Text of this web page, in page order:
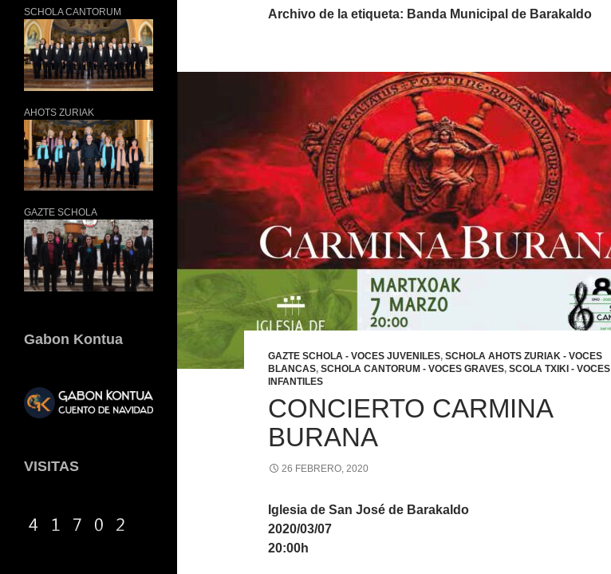
Archivo de la etiqueta: Banda Municipal de Barakaldo
GAZTE SCHOLA - VOCES JUVENILES, SCHOLA AHOTS ZURIAK - VOCES
BLANCAS, SCHOLA CANTORUM - VOCES GRAVES, SCOLA TXIKI - VOCES
INFANTILES
CONCIERTO CARMINA
BURANA
26 FEBRERO, 2020
Iglesia de San José de Barakaldo
2020/03/07
20:00h
SCHOLA CANTORUM
AHOTS ZURIAK
GAZTE SCHOLA
Gabon Kontua
VISITAS